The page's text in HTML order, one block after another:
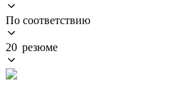
По соответствию
20 резюме